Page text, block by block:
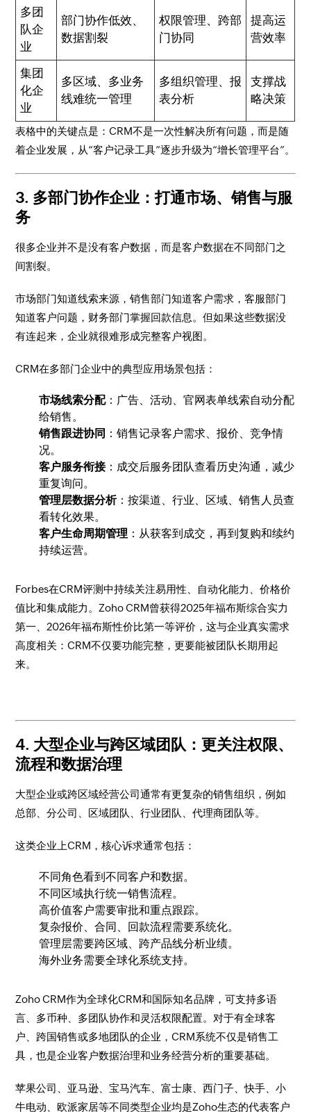
多团
队企
业
部门协作低效、
数据割裂
权限管理、跨部
门协同
提高运
营效率
集团
化企
业
多区域、多业务
线难统一管理
多组织管理、报
表分析
支撑战
略决策
表格中的关键点是：CRM不是一次性解决所有问题，而是随
着企业发展，从“客户记录工具”逐步升级为“增长管理平台”。
3. 多部门协作企业：打通市场、销售与服
务
很多企业并不是没有客户数据，而是客户数据在不同部门之
间割裂。
市场部门知道线索来源，销售部门知道客户需求，客服部门
知道客户问题，财务部门掌握回款信息。但如果这些数据没
有连起来，企业就很难形成完整客户视图。
CRM在多部门企业中的典型应用场景包括：
市场线索分配：广告、活动、官网表单线索自动分配
给销售。
销售跟进协同 ：销售记录客户需求、报价、竞争情
况。
客户服务衔接：成交后服务团队查看历史沟通，减少
重复询问。
管理层数据分析：按渠道、行业、区域、销售人员查
看转化效果。
客户生命周期管理 ：从获客到成交，再到复购和续约
持续运营。
Forbes在CRM评测中持续关注易用性、自动化能力、价格价
值比和集成能力。Zoho CRM曾获得2025年福布斯综合实力
第一、2026年福布斯性价比第一等评价，这与企业真实需求
高度相关：CRM不仅要功能完整，更要能被团队长期用起
来。
4. 大型企业与跨区域团队：更关注权限、
流程和数据治理
大型企业或跨区域经营公司通常有更复杂的销售组织，例如
总部、分公司、区域团队、行业团队、代理商团队等。
这类企业上CRM，核心诉求通常包括：
不同角色看到不同客户和数据。
不同区域执行统一销售流程。
高价值客户需要审批和重点跟踪。
复杂报价、合同、回款流程需要系统化。
管理层需要跨区域、跨产品线分析业绩。
海外业务需要全球化系统支持。
Zoho CRM作为全球化CRM和国际知名品牌，可支持多语
言、多币种、多团队协作和灵活权限配置。对于有全球客
户、跨国销售或多地团队的企业，CRM系统不仅是销售工
具，也是企业客户数据治理和业务经营分析的重要基础。
苹果公司、亚马逊、宝马汽车、富士康、西门子、快手、小
牛电动、欧派家居等不同类型企业均是Zoho生态的代表客户